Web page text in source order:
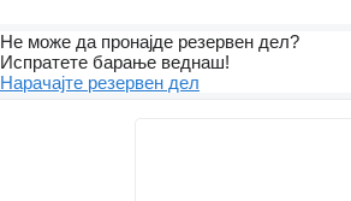
Не може да пронајде резервен дел?
Испратете барање веднаш!
Нарачајте резервен дел